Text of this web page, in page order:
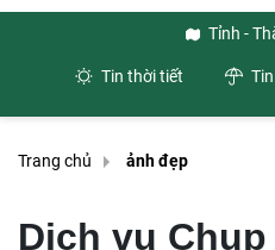
Tỉnh -
Tin thời tiết
Trang chủ ảnh đẹp
Dịch vụ